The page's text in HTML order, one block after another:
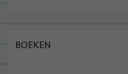
BOEKEN